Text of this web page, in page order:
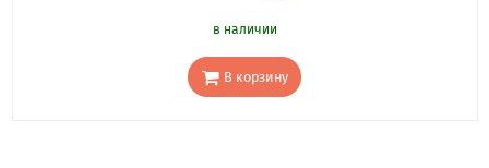
в наличии
В корзину